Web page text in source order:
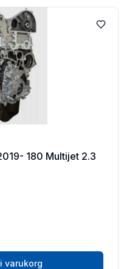
Lägg till
180 Multijet 2.3
varukorg